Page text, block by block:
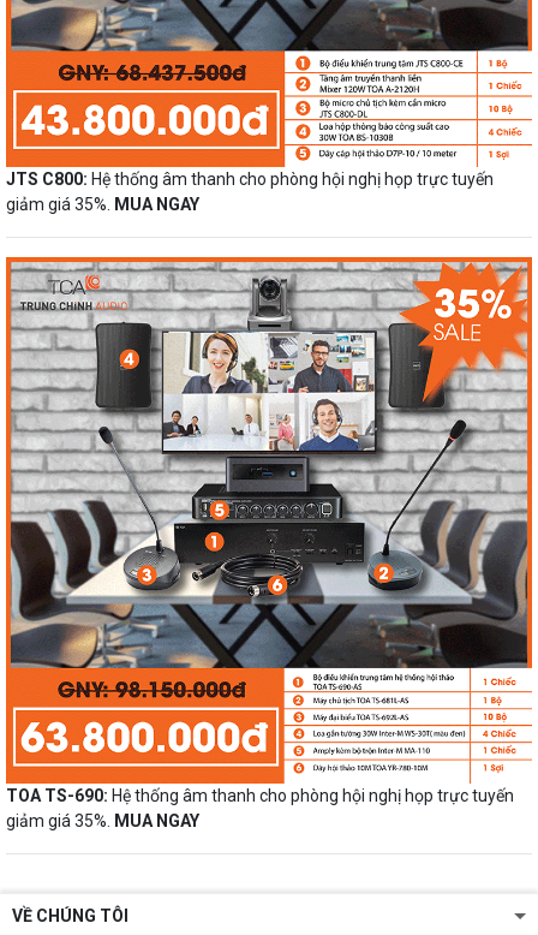
JTS C800: Hệ thống âm thanh cho phòng hội nghị họp trực tuyến
giảm giá 35%.
MUA NGAY
TOA TS-690: Hệ thống âm thanh cho phòng hội nghị họp trực tuyến
giảm giá 35%.
MUA NGAY
VỀ CHÚNG TÔI